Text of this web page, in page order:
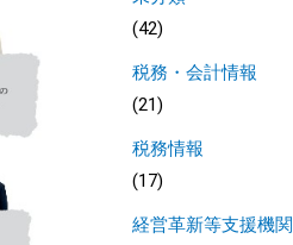
(42)
税務・会計情報
(21)
税務情報
(17)
経営革新等支援機関